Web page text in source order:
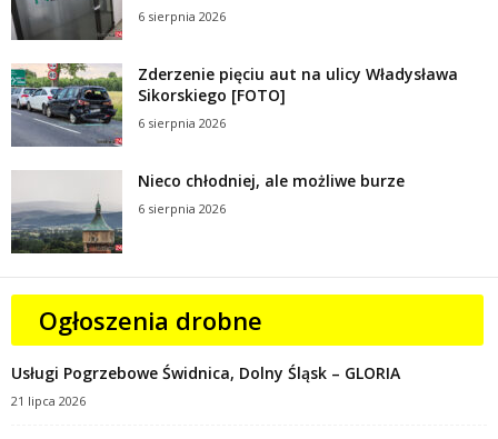
6 sierpnia 2026
Zderzenie pięciu aut na ulicy Władysława
Sikorskiego [FOTO]
6 sierpnia 2026
Nieco chłodniej, ale możliwe burze
6 sierpnia 2026
Ogłoszenia drobne
Usługi Pogrzebowe Świdnica, Dolny Śląsk – GLORIA
21 lipca 2026